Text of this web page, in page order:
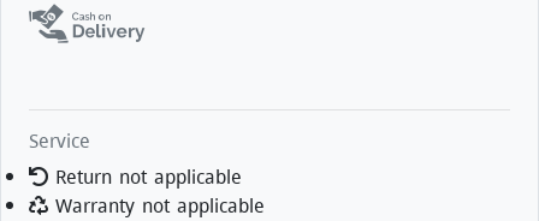
Service
Return not applicable
Warranty not applicable